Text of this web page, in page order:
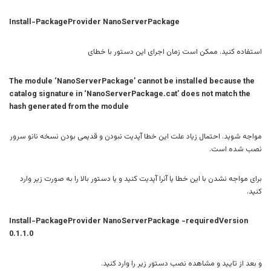
استفاده کنید. ممکن است زمان اجرای این دستور با خطای
The module ‘NanoServerPackage’ cannot be installed because the
catalog signature in ‘NanoServerPackage.cat’ does not match the
hash generated from the module
مواجه شوید. احتمال زیاد علت این خطا آپدیت نبودن و قدیمی بودن نسخه نانو سرور
نصب شده است.
برای مواجه نشدن با این خطا یا آنرا آپدیت کنید و یا دستور بالا را به صورت زیر وارد
کنید.
Install-PackageProvider NanoServerPackage -requiredVersion
0.1.1.0
و بعد از تایید و مشاهده نصب دستور زیر را وارد کنید.